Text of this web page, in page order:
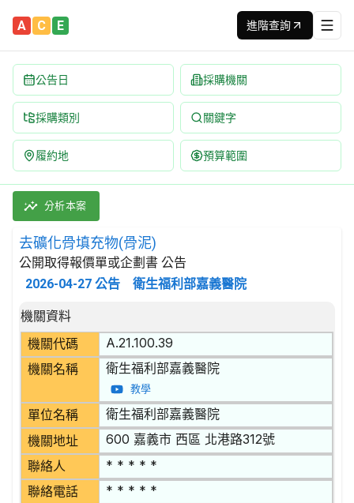
A C E 進階查詢
公告日 採購機關
採購類別 關鍵字
履約地 預算範圍
去礦化骨填充物(骨泥) 招標公告 | 案號：CHYI1154206 | 公
採購類別：財物類 醫療,外科及矯形設備 | 招標方式：公開
分析本案
去礦化骨填充物(骨泥)
公開取得報價單或企劃書 公告
2026-04-27 公告 衛生福利部嘉義醫院
招標公告詳細內容
機關資料
機關代碼
A.21.100.39
機關名稱 衛生福利部嘉義醫院
教學
單位名稱 衛生福利部嘉義醫院
機關地址 600 嘉義市 西區 北港路312號
聯絡人 * * * * *
聯絡電話 * * * * *